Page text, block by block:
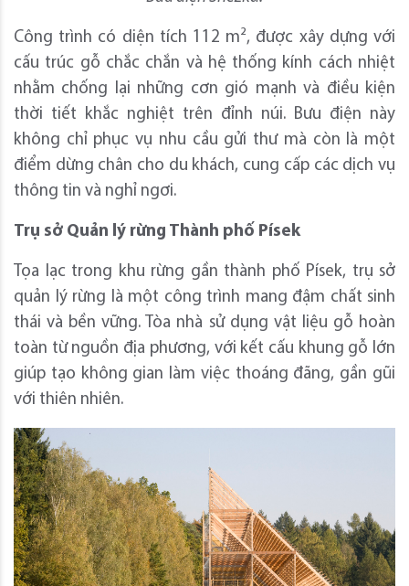
Công trình có diện tích 112 m², được xây dựng với
cấu trúc gỗ chắc chắn và hệ thống kính cách nhiệt
nhằm chống lại những cơn gió mạnh và điều kiện
thời tiết khắc nghiệt trên đỉnh núi. Bưu điện này
không chỉ phục vụ nhu cầu gửi thư mà còn là một
điểm dừng chân cho du khách, cung cấp các dịch vụ
thông tin và nghỉ ngơi.
Trụ sở Quản lý rừng Thành phố Písek
Tọa lạc trong khu rừng gần thành phố Písek, trụ sở
quản lý rừng là một công trình mang đậm chất sinh
thái và bền vững. Tòa nhà sử dụng vật liệu gỗ hoàn
toàn từ nguồn địa phương, với kết cấu khung gỗ lớn
giúp tạo không gian làm việc thoáng đãng, gần gũi
với thiên nhiên.